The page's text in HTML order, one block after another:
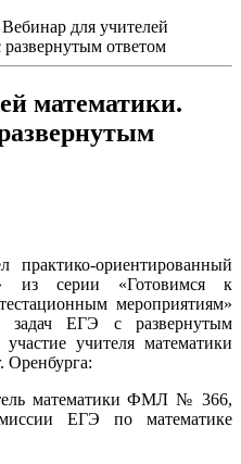
Вебинар для учителей
ответом
математики.
практико-ориентированный
из серии «Готовимся к
мероприятиям»
задач ЕГЭ с развернутым
учителя математики
Оренбурга:
математики ФМЛ № 366,
ЕГЭ по математике